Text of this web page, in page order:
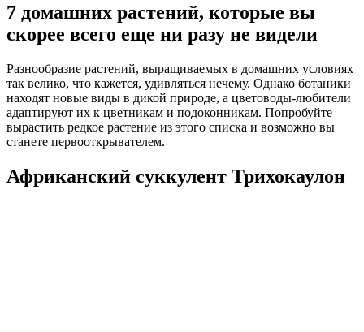
7 домашних растений, которые вы
скорее всего еще ни разу не видели
Разнообразие растений, выращиваемых в домашних условиях
так велико, что кажется, удивляться нечему. Однако ботаники
находят новые виды в дикой природе, а цветоводы-любители
адаптируют их к цветникам и подоконникам. Попробуйте
вырастить редкое растение из этого списка и возможно вы
станете первооткрывателем.
Африканский суккулент Трихокаулон